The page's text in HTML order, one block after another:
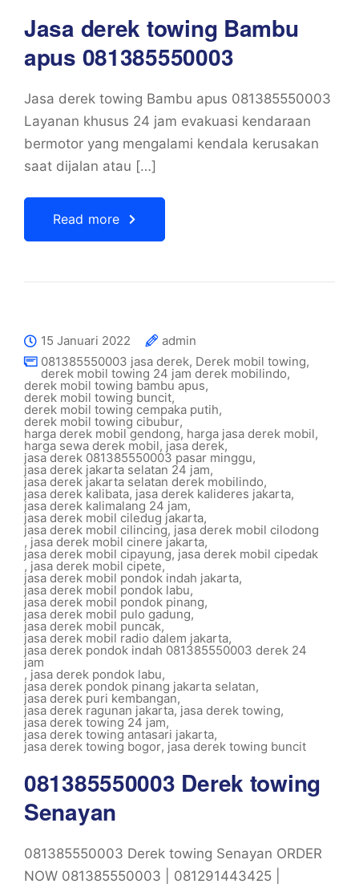
Jasa derek towing Bambu
apus 081385550003
Jasa derek towing Bambu apus 081385550003
Layanan khusus 24 jam evakuasi kendaraan
bermotor yang mengalami kendala kerusakan
saat dijalan atau […]
Read more
15 Januari 2022
admin
081385550003 jasa derek, Derek mobil towing,
derek mobil towing 24 jam derek mobilindo,
derek mobil towing bambu apus,
derek mobil towing buncit,
derek mobil towing cempaka putih,
derek mobil towing cibubur,
harga derek mobil gendong, harga jasa derek mobil,
harga sewa derek mobil, jasa derek,
jasa derek 081385550003 pasar minggu,
jasa derek jakarta selatan 24 jam,
jasa derek jakarta selatan derek mobilindo,
jasa derek kalibata, jasa derek kalideres jakarta,
jasa derek kalimalang 24 jam,
jasa derek mobil ciledug jakarta,
jasa derek mobil cilincing, jasa derek mobil cilodong
, jasa derek mobil cinere jakarta,
jasa derek mobil cipayung, jasa derek mobil cipedak
, jasa derek mobil cipete,
jasa derek mobil pondok indah jakarta,
jasa derek mobil pondok labu,
jasa derek mobil pondok pinang,
jasa derek mobil pulo gadung,
jasa derek mobil puncak,
jasa derek mobil radio dalem jakarta,
jasa derek pondok indah 081385550003 derek 24
jam
, jasa derek pondok labu,
jasa derek pondok pinang jakarta selatan,
jasa derek puri kembangan,
jasa derek ragunan jakarta,jasa derek towing,
jasa derek towing 24 jam,
jasa derek towing antasari jakarta,
jasa derek towing bogor, jasa derek towing buncit
081385550003 Derek towing
Senayan
081385550003 Derek towing Senayan ORDER
NOW 081385550003 | 081291443425 |